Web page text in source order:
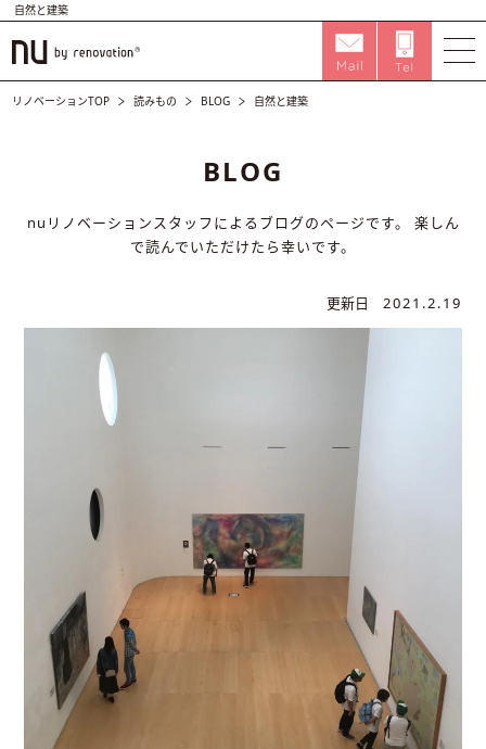
自然と建築
リノベーションTOP 読みもの BLOG 自然と建築
BLOG
nuリノベーションスタッフによるブログのページです。
楽しん
で読んでいただけたら幸いです。
更新日 2021.2.19